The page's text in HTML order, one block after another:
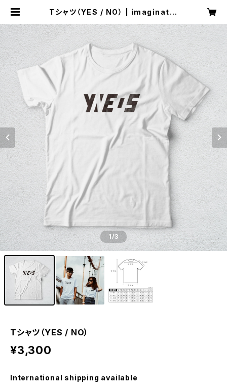
Tシャツ（YES / NO） | imaginatio
1/3
Tシャツ（YES / NO）
¥3,300
International shipping available